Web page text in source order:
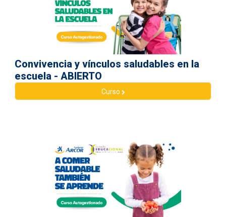
Convivencia y vínculos saludables en la
escuela - ABIERTO
Curso